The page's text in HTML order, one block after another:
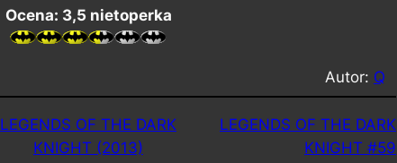
Ocena: 3,5 nietoperka
Autor: Q
LEGENDS OF THE DARK
KNIGHT (2013)
LEGENDS OF THE DARK
KNIGHT #59